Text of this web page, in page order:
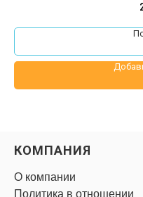
КОМПАНИЯ
О компании
Политика в отношении